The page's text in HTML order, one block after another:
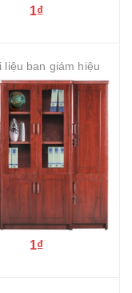
1₫
liệu ban giám hiệu
1₫